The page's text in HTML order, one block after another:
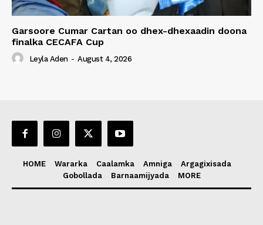
Garsoore Cumar Cartan oo dhex-dhexaadin doona
finalka CECAFA Cup
Leyla Aden - August 4, 2026
HOME Wararka Caalamka Amniga
Argagixisada
Gobollada
Barnaamijyada MORE